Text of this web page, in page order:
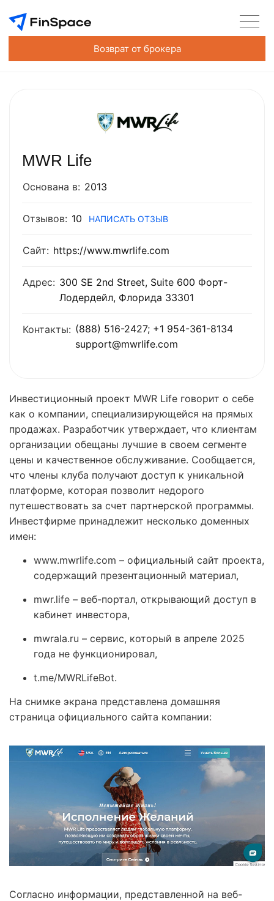
Возврат от брокера
MWR Life
Основана в: 2013
Отзывов: 10 НАПИСАТЬ ОТЗЫВ
Сайт: https://www.mwrlife.com
Адрес: 300 SE 2nd Street, Suite 600 Форт-
Лодердейл, Флорида 33301
Контакты: (888) 516-2427; +1 954-361-8134
support@mwrlife.com
Инвестиционный проект MWR Life говорит о себе
как о компании, специализирующейся на прямых
продажах. Разработчик утверждает, что клиентам
организации обещаны лучшие в своем сегменте
цены и качественное обслуживание. Сообщается,
что члены клуба получают доступ к уникальной
платформе, которая позволит недорого
путешествовать за счет партнерской программы.
Инвестфирме принадлежит несколько доменных
имен:
www.mwrlife.com – официальный сайт проекта,
содержащий презентационный материал,
mwr.life – веб-портал, открывающий доступ в
кабинет инвестора,
mwrala.ru – сервис, который в апреле 2025
года не функционировал,
t.me/MWRLifeBot.
На снимке экрана представлена домашняя
страница официального сайта компании:
Согласно информации, представленной на веб-